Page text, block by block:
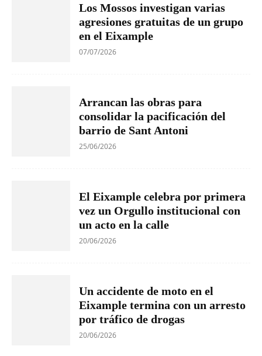
Los Mossos investigan varias
agresiones gratuitas de un grupo
en el Eixample
07/07/2026
Arrancan las obras para
consolidar la pacificación del
barrio de Sant Antoni
25/06/2026
El Eixample celebra por primera
vez un Orgullo institucional con
un acto en la calle
20/06/2026
Un accidente de moto en el
Eixample termina con un arresto
por tráfico de drogas
20/06/2026